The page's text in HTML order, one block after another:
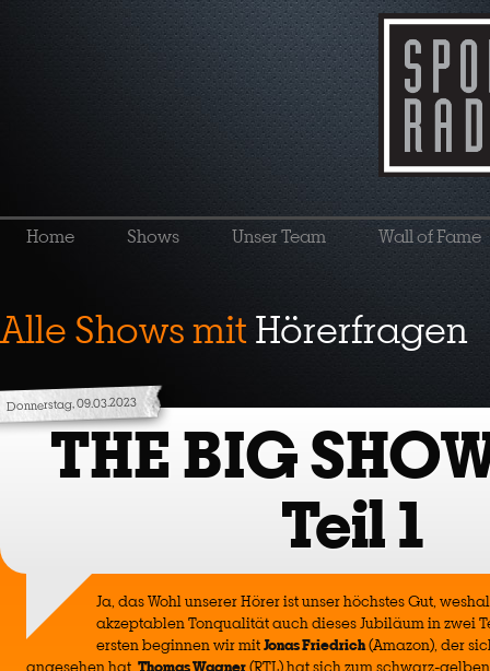
Home Shows Unser Team Wall of Fame
Alle Shows mitHörerfragen
Donnerstag, 09.03.2023
THE BIG
Teil 1
Ja, das Wohl unserer Hörer ist unser höchstes Gut,
akzeptablen Tonqualität auch dieses Jubiläum in zwei
ersten beginnen wir mitJonas Friedrich(Amazon), der
angesehen hat.Thomas Wagner(RTL) hat sich zum schwarz-